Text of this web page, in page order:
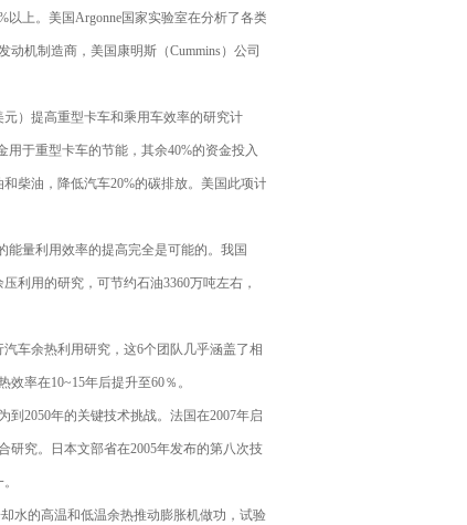
上。美国Argonne国家实验室在分析了各类
机制造商，美国康明斯（Cummins）公司
）提高重型卡车和乘用车效率的研究计
于重型卡车的节能，其余40%的资金投入
柴油，降低汽车20%的碳排放。美国此项计
量利用效率的提高完全是可能的。我国
利用的研究，可节约石油3360万吨左右，
车余热利用研究，这6个团队几乎涵盖了相
率在10~15年后提升至60％。
2050年的关键技术挑战。法国在2007年启
研究。日本文部省在2005年发布的第八次技
水的高温和低温余热推动膨胀机做功，试验